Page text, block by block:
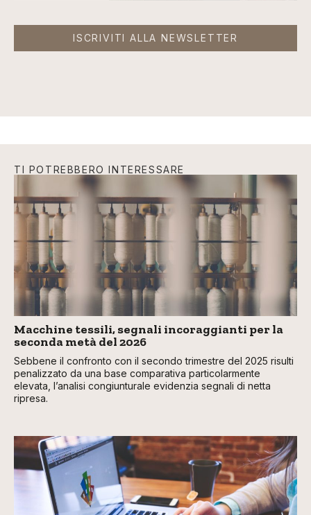
ISCRIVITI ALLA NEWSLETTER
TI POTREBBERO INTERESSARE
Macchine tessili, segnali incoraggianti per la
seconda metà del 2026
Sebbene il confronto con il secondo trimestre del 2025 risulti
penalizzato da una base comparativa particolarmente
elevata, l’analisi congiunturale evidenzia segnali di netta
ripresa.